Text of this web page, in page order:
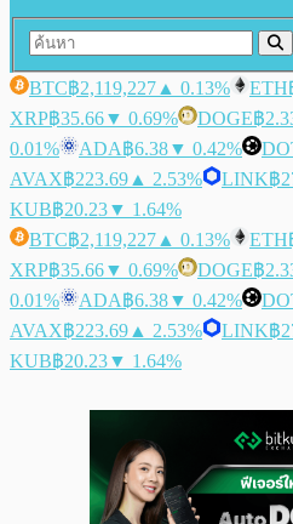
BTC฿2,119,227 ▲ 0.13% ETH
XRP฿35.66▼ 0.69% DOGE฿
0.01%
ADA฿6.38▼ 0.42%
AVAX฿223.69 ▲ 2.53% LINK฿
KUB฿20.23▼ 1.64%
BTC฿2,119,227 ▲ 0.13% ETH
XRP฿35.66▼ 0.69% DOGE฿
0.01%
ADA฿6.38▼ 0.42%
AVAX฿223.69 ▲ 2.53% LINK฿
KUB฿20.23▼ 1.64%